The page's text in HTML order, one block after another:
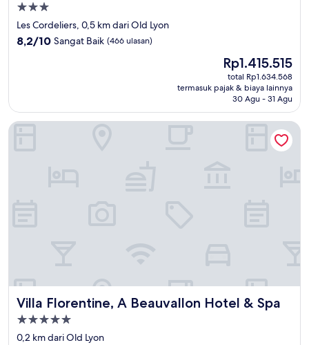
Properti
bintang
3.0
Les Cordeliers, 0,5 km dari Old Lyon
8.2
ulasan)
8,2/10 Sangat Baik (466 ulasan)
Harga
sekarang
Rp1.415.515
Rp1.415.515
total Rp1.634.568
termasuk pajak & biaya lainnya
30 Agu - 31 Agu
Villa Florentine, A Beauvallon Hotel & Spa
Villa Florentine, A Beauvallon Hotel & Spa
Properti
bintang
0,2 km dari Old Lyon
Villa Florentine, A Beauvallon Hotel & Spa